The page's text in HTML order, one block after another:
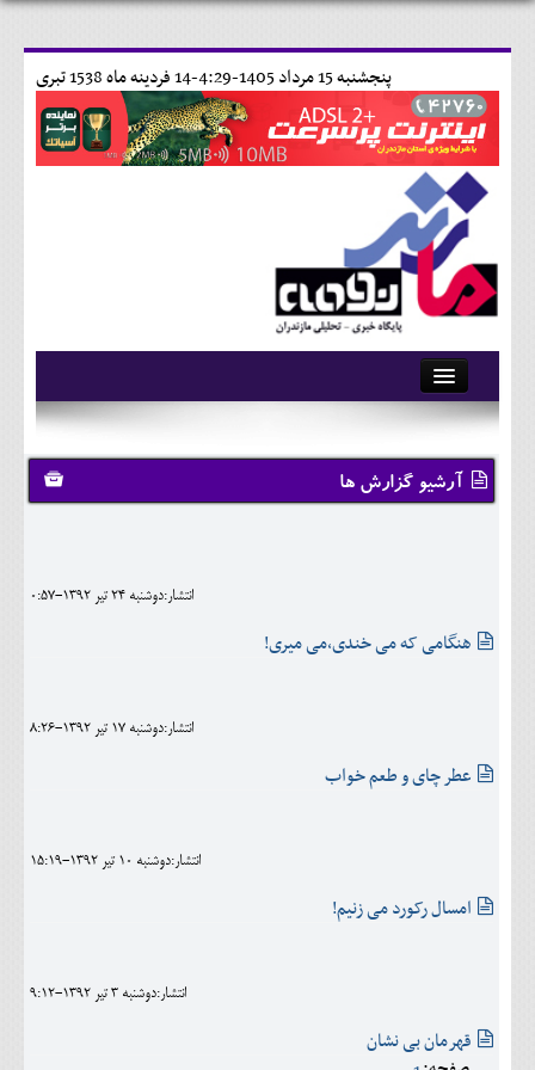
14 فردينه ماه 1538 تبری پنجشنبه 15 مرداد 1405-4:29-
آرشیو
تماس با ما
وبلاگ
کلینیک
آرشیو گزارش ها
انتشار:دوشنبه 24 تير 1392-0:57
هنگامی که می خندی،می میری!
انتشار:دوشنبه 17 تير 1392-8:26
عطر چای و طعم خواب
انتشار:دوشنبه 10 تير 1392-15:19
امسال رکورد می زنیم!
انتشار:دوشنبه 3 تير 1392-9:12
قهرمان بی نشان